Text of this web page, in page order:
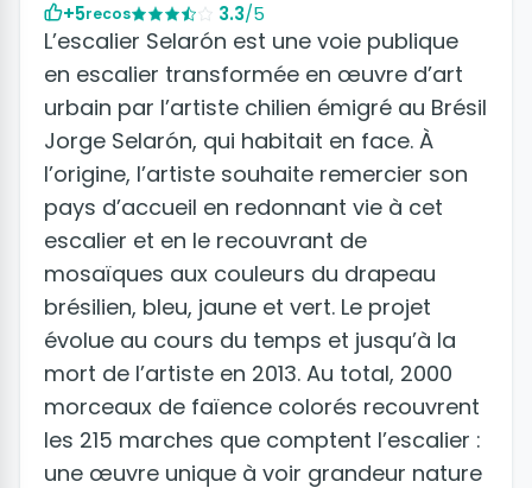
+5recos 3.3/5
L’escalier Selarón est une voie publique
en escalier transformée en œuvre d’art
urbain par l’artiste chilien émigré au Brésil
Jorge Selarón, qui habitait en face. À
l’origine, l’artiste souhaite remercier son
pays d’accueil en redonnant vie à cet
escalier et en le recouvrant de
mosaïques aux couleurs du drapeau
brésilien, bleu, jaune et vert. Le projet
évolue au cours du temps et jusqu’à la
mort de l’artiste en 2013. Au total, 2000
morceaux de faïence colorés recouvrent
les 215 marches que comptent l’escalier :
une œuvre unique à voir grandeur nature